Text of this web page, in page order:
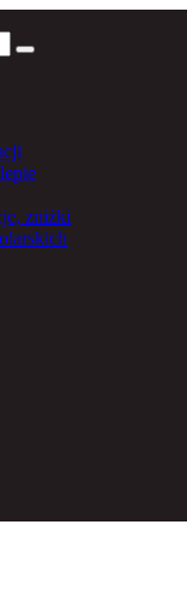
zniżki